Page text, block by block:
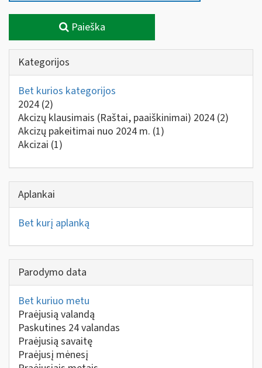
Paieška
Kategorijos
Bet kurios kategorijos
2024 (2)
Akcizų klausimais (Raštai, paaiškinimai) 2024 (2)
Akcizų pakeitimai nuo 2024 m. (1)
Akcizai (1)
Aplankai
Bet kurį aplanką
Parodymo data
Bet kuriuo metu
Praėjusią valandą
Paskutines 24 valandas
Praėjusią savaitę
Praėjusį mėnesį